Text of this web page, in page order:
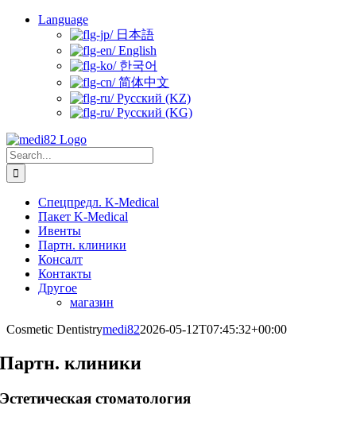
Skip
Language
日本語
English
한국어
简体中文
Русский (KZ)
Русский (KG)
Search
for:
Спецпредл. K-Medical
Пакет K-Medical
Ивенты
Партн. клиники
Консалт
Контакты
Другое
магазин
Cosmetic Dentistrymedi822026-05-12T07:45:32+00:00
Партн. клиники
Эстетическая стоматология